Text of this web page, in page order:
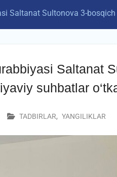
Saltanat Sultonova 3-
Saltanat
suhbatlar
TADBIRLAR, YANGILIKLAR